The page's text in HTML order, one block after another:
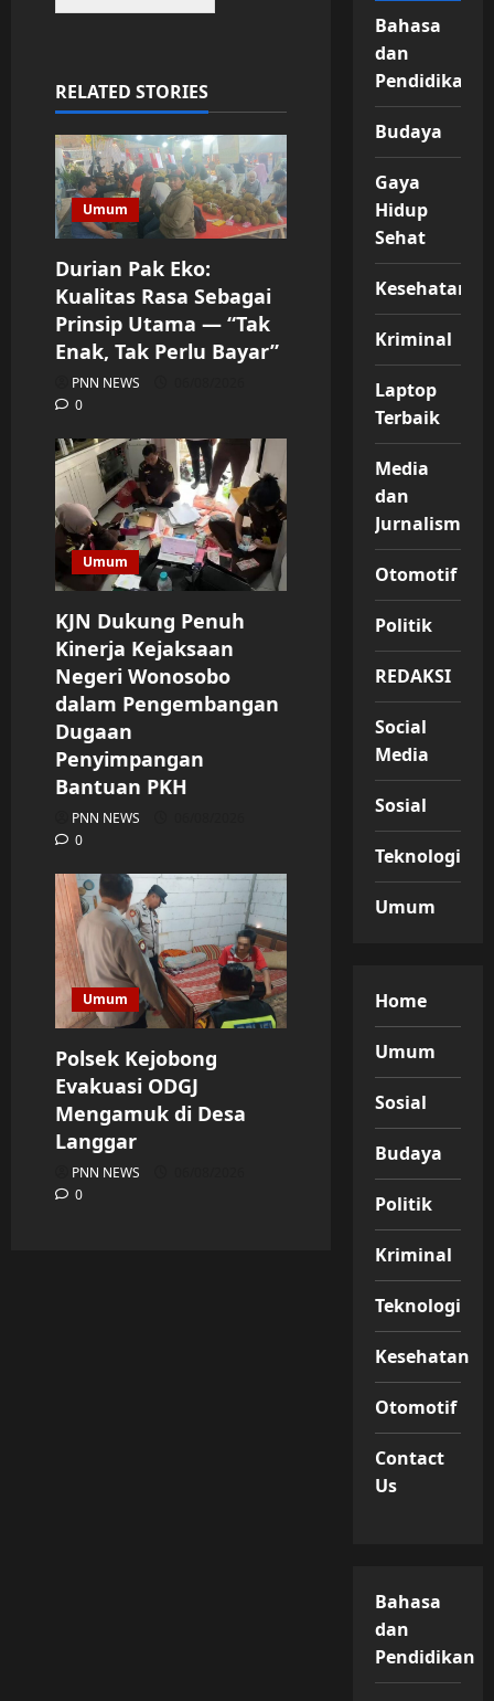
RELATED STORIES
Umum
Durian Pak Eko:
Kualitas Rasa Sebagai
Prinsip Utama — “Tak
Enak, Tak Perlu Bayar”
PNN NEWS
0
Umum
KJN Dukung Penuh
Kinerja Kejaksaan
Negeri Wonosobo
dalam Pengembangan
Dugaan
Penyimpangan
Bantuan PKH
PNN NEWS
0
Umum
Polsek Kejobong
Evakuasi ODGJ
Mengamuk di Desa
Langgar
PNN NEWS
0
Bahasa
dan
Pendidikan
Budaya
Gaya
Hidup
Sehat
Kesehatan
Kriminal
Laptop
Terbaik
Media
dan
Jurnalisme
Otomotif
Politik
REDAKSI
Social
Media
Sosial
Teknologi
Umum
Home
Umum
Sosial
Budaya
Politik
Kriminal
Teknologi
Kesehatan
Otomotif
Contact
Us
Bahasa
dan
Pendidikan